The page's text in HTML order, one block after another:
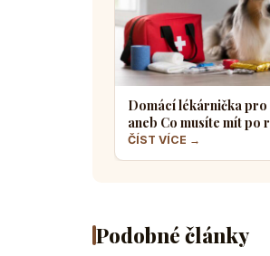
Domácí lékárnička pro
aneb Co musíte mít po
pro případ nouze
ČÍST VÍCE →
Podobné články